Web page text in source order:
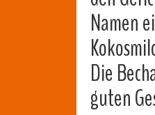
Namen
Die
guten